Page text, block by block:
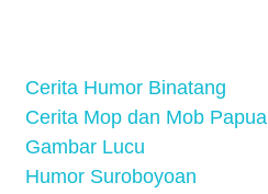
Cerita Humor Binatang
Cerita Mop dan Mob Papua
Gambar Lucu
Humor Suroboyoan